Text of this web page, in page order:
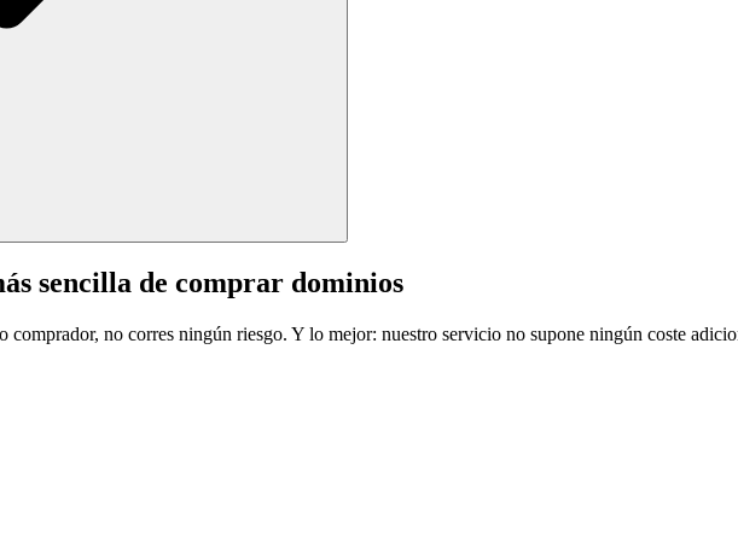
sencilla de comprar dominios
no corres ningún riesgo. Y lo mejor: nuestro servicio no supone ningún coste